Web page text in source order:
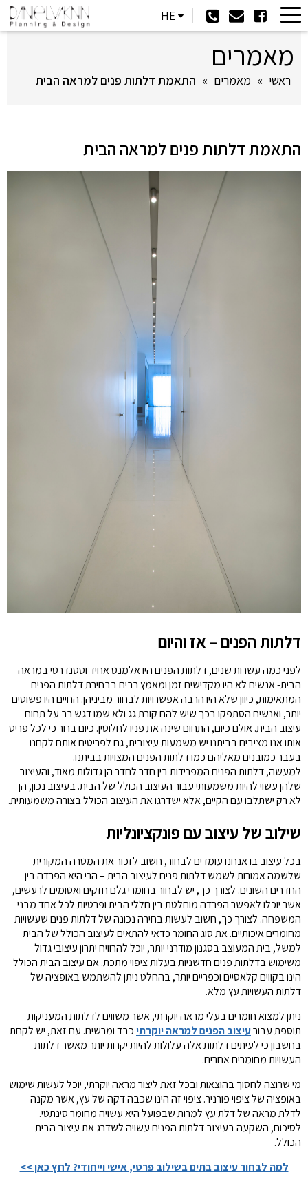
HE
מאמרים
ראשי » מאמרים » התאמת דלתות פנים למראה הבית
התאמת דלתות פנים למראה הבית
דלתות הפנים – אז והיום
לפני כמה עשרות שנים, דלתות הפנים היו אלמנט אחיד וסטנדרטי במראה
הבית- אנשים לא היו מקדישים זמן ומאמץ רבים בבחירת דלתות הפנים
המתאימות, כיוון שלא היו הרבה אפשרויות לבחור מביניהן. החיים היו פשוטים
יותר, ואנשים הסתפקו בכך שיש להם קורת גג ולא שמו דגש רב על תחום
עיצוב הבית. אולם כיום, התחום שינה את פניו לחלוטין. כיום ברור כי לכל פריט
אותו אנו מציבים בביתנו יש משמעות עיצובית, גם לפריטים אותם לקחנו
בעבר כמובנים מאליהם כמו דלתות הפנים המצויות בביתנו.
למעשה, דלתות הפנים המפרידות בין חדר לחדר הן גדולות מאוד, והעיצוב
שלהן עשוי להיות משמעותי עבור העיצוב הכולל של הבית. בעיצוב נכון, הן
לא רק ישתלבו עם הקיים, אלא ישדרגו את העיצוב הכולל בצורה משמעותית.
שילוב של עיצוב עם פונקציונליות
בכל עיצוב בו אנחנו עומדים לבחור, חשוב לזכור את המטרה המקורית
שלשמה אמורות לשמש דלתות פנים לעיצוב הבית – הרי היא הפרדה בין
החדרים השונים. לצורך כך, יש לבחור בחומרי גלם חזקים ואטומים לרעשים,
אשר יוכלו לאפשר הפרדה מוחלטת בין חללי הבית ופרטיות לכל אחד מבני
המשפחה. לצורך כך, חשוב לעשות בחירה נכונה של דלתות פנים שעשויות
מחומרים איכותיים. את סוג החומר כדאי להתאים לעיצוב הכולל של הבית-
למשל, בית המעוצב בסגנון מודרני יותר, יוכל להרוויח יתרון עיצובי גדול
משימוש בדלתות פנים חדשניות בעלות ציפוי מתכת. אם עיצוב הבית הכולל
הינו בקווים קלאסיים וכפריים יותר, בהחלט ניתן להשתמש באופציה של
דלתות העשויות עץ מלא.
ניתן למצוא חומרים בעלי מראה יוקרתי, אשר משווים לדלתות המעניקות
תוספת עבורעיצוב הפנים למראה יוקרתיכבד ומרשים. עם זאת, יש לקחת
בחשבון כי לעיתים דלתות אלה עלולות להיות יקרות יותר מאשר דלתות
העשויות מחומרים אחרים.
מי שרוצה לחסוך בהוצאות ובכל זאת ליצור מראה יוקרתי, יוכל לעשות שימוש
באופציה של ציפוי פורניר. ציפוי זה הינו שכבה דקה של עץ, אשר מקנה
לדלת מראה של דלת עץ למרות שבפועל היא עשויה מחומר סינתטי.
לסיכום, השקעה בעיצוב דלתות הפנים עשויה לשדרג את עיצוב הבית
הכולל.
למה לבחור עיצוב בתים בשילוב פרטי, אישי וייחודי? לחץ כאן >>